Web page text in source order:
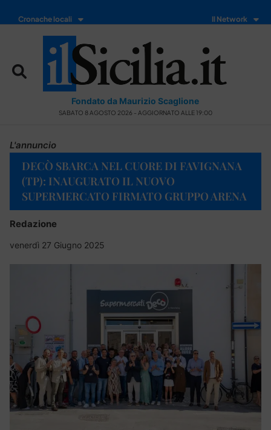
Cronache locali Il Network
Fondato da Maurizio Scaglione
SABATO 8 AGOSTO 2026 - AGGIORNATO ALLE 19:00
L'annuncio
DECÒ SBARCA NEL CUORE DI FAVIGNANA
(TP): INAUGURATO IL NUOVO
SUPERMERCATO FIRMATO GRUPPO ARENA
Redazione
venerdì 27 Giugno 2025